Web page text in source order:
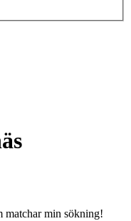
matchar min sökning!